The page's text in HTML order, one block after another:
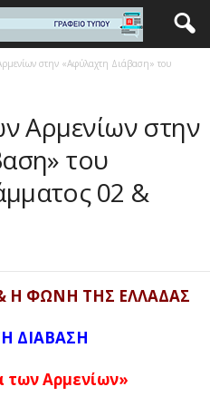
στην «Αφύλαχτη Διάβαση» του
Αρμενίων στην
του
02 &
Η ΦΩΝΗ ΤΗΣ ΕΛΛΑΔΑΣ
ΔΙΑΒΑΣΗ
των Αρμενίων»